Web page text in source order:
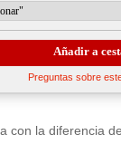
Preguntas sobre
con la diferencia